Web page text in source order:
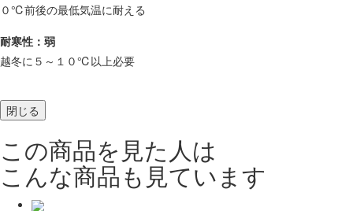
０℃前後の最低気温に耐える
耐寒性：弱
越冬に５～１０℃以上必要
閉じる
この商品を見た人は
こんな商品も見ています